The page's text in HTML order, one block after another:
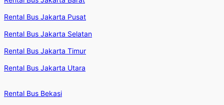
Rental Bus Jakarta Pusat
Rental Bus Jakarta Selatan
Rental Bus Jakarta Timur
Rental Bus Jakarta Utara
Rental Bus Bekasi